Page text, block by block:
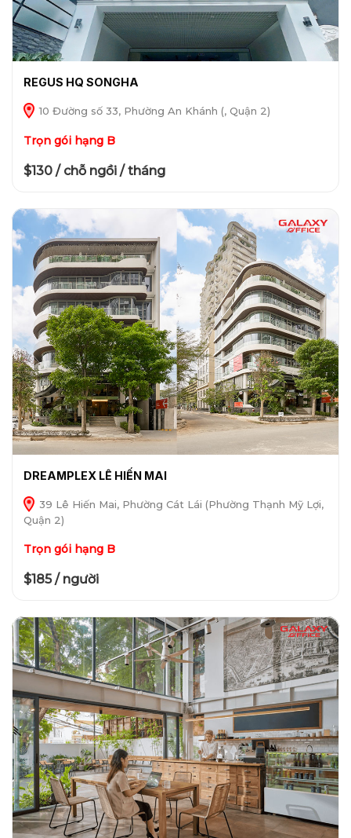
REGUS HQ SONGHA
10 Đường số 33, Phường An Khánh (, Quận 2)
Trọn gói hạng B
$130 / chỗ ngồi / tháng
DREAMPLEX LÊ HIẾN MAI
39 Lê Hiến Mai, Phường Cát Lái (Phường Thạnh Mỹ Lợi,
Quận 2)
Trọn gói hạng B
$185 / người